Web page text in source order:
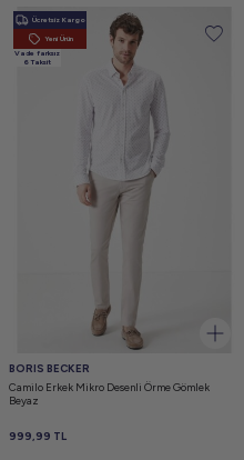
Ücretsiz Kargo
Yeni Ürün
Vade farksız
6 Taksit
BORIS BECKER
Camilo Erkek Mikro Desenli Örme Gömlek
Beyaz
999,99 TL